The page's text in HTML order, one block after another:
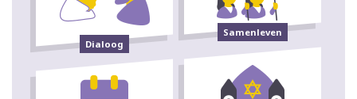
Dialoog
Samenleven